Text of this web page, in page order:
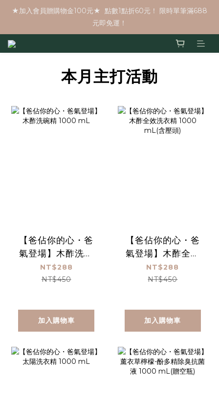
★加入會員贈購物金100元★  點數1點折60元！ 限時單筆滿688
元即免運！
本月主打活動
【爸佔你的心・爸
氣登場】木酢洗碗
精 1000 mL
NT$288
NT$450
加入購物車
【爸佔你的心・爸
氣登場】木酢全效
洗衣精 1000
mL(含壓頭)
NT$288
NT$450
加入購物車